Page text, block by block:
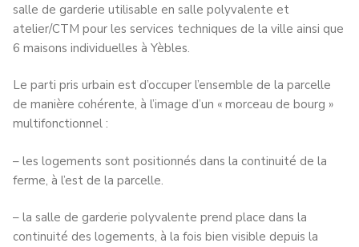
salle de garderie utilisable en salle polyvalente et
atelier/CTM pour les services techniques de la ville ainsi que
6 maisons individuelles à Yèbles.
Le parti pris urbain est d’occuper l’ensemble de la parcelle
de manière cohérente, à l’image d’un « morceau de bourg »
multifonctionnel :
– les logements sont positionnés dans la continuité de la
ferme, à l’est de la parcelle.
– la salle de garderie polyvalente prend place dans la
continuité des logements, à la fois bien visible depuis la